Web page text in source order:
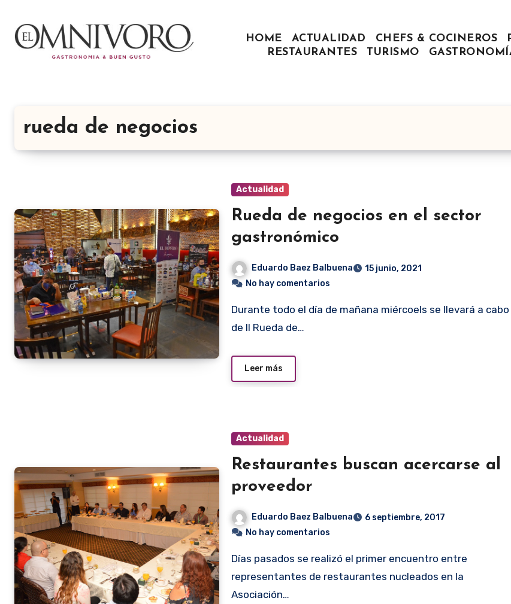
contenido
HOME ACTUALIDAD CHEFS & COCINEROS
RESTAURANTES
TURISMO
rueda de negocios
Actualidad
Rueda de negocios en el sector
gastronómico
Eduardo Baez Balbuena
15 junio, 2021
No hay comentarios
Durante todo el día de mañana miércoels se llevará a cabo
de II Rueda de…
Leer más
Actualidad
Restaurantes buscan acercarse al
proveedor
Eduardo Baez Balbuena
6 septiembre, 2017
No hay comentarios
Días pasados se realizó el primer encuentro entre
representantes de restaurantes nucleados en la
Asociación…